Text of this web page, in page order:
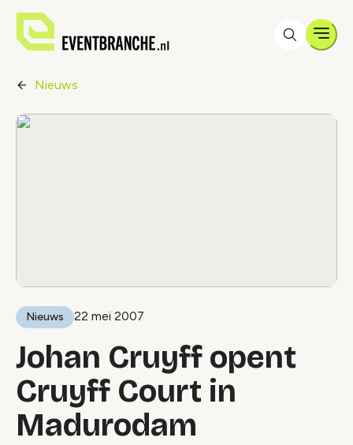
Nieuws
Nieuws 22 mei 2007
Johan Cruyff opent
Cruyff Court in
Madurodam